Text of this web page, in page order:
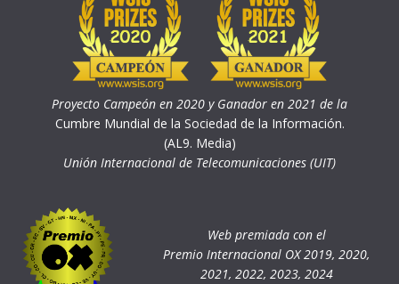
Proyecto Campeón en 2020 y Ganador en 2021 de la
Cumbre Mundial de la Sociedad de la Información.
(AL9. Media)
Unión Internacional de Telecomunicaciones (UIT)
Web premiada con el
Premio Internacional OX 2019, 2020,
2021, 2022, 2023, 2024